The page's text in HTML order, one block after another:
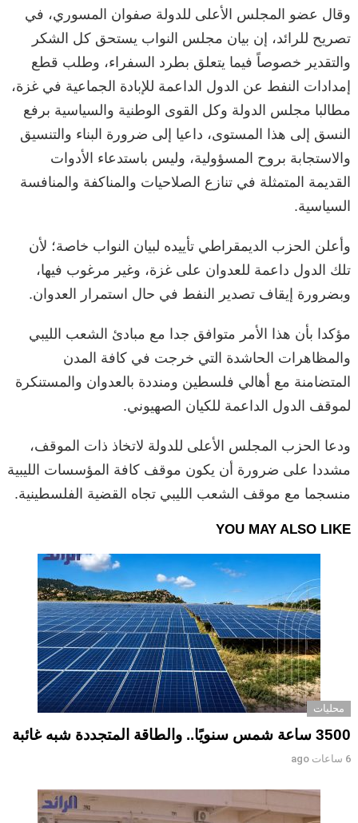
وقال عضو المجلس الأعلى للدولة صفوان المسوري، في
تصريح للرائد، إن بيان مجلس النواب يستحق كل الشكر
والتقدير خصوصاً فيما يتعلق بطرد السفراء، وطلب قطع
إمدادات النفط عن الدول الداعمة للإبادة الجماعية في غزة،
مطالبا مجلس الدولة وكل القوى الوطنية والسياسية برفع
النسق إلى هذا المستوى، داعيا إلى ضرورة البناء والتنسيق
والاستجابة بروح المسؤولية، وليس باستدعاء الأدوات
القديمة المتمثلة في تنازع الصلاحيات والمناكفة والمنافسة
السياسية.
وأعلن الحزب الديمقراطي تأييده لبيان النواب خاصة؛ لأن
تلك الدول داعمة للعدوان على غزة، وغير مرغوب فيها،
وبضرورة إيقاف تصدير النفط في حال استمرار العدوان.
مؤكدا بأن هذا الأمر متوافق جدا مع مبادئ الشعب الليبي
والمظاهرات الحاشدة التي خرجت في كافة المدن
المتضامنة مع أهالي فلسطين ومنددة بالعدوان والمستنكرة
لموقف الدول الداعمة للكيان الصهيوني.
ودعا الحزب المجلس الأعلى للدولة لاتخاذ ذات الموقف،
مشددا على ضرورة أن يكون موقف كافة المؤسسات الليبية
منسجما مع موقف الشعب الليبي تجاه القضية الفلسطينية.
YOU MAY ALSO LIKE
محليات
3500 ساعة شمس سنويًا.. والطاقة المتجددة شبه غائبة
6 ساعات ago